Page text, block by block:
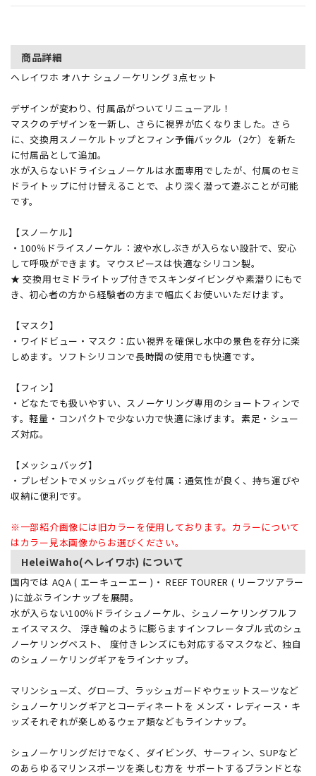
商品詳細
ヘレイワホ オハナ シュノーケリング 3点セット
デザインが変わり、付属品がついてリニューアル！
マスクのデザインを一新し、さらに視界が広くなりました。さら
に、交換用スノーケルトップとフィン予備バックル（2ケ）を新た
に付属品として追加。
水が入らないドライシュノーケルは水面専用でしたが、付属のセミ
ドライトップに付け替えることで、より深く潜って遊ぶことが可能
です。
【スノーケル】
・100％ドライスノーケル：波や水しぶきが入らない設計で、安心
して呼吸ができます。マウスピースは快適なシリコン製。
★ 交換用セミドライトップ付きでスキンダイビングや素潜りにもで
き、初心者の方から経験者の方まで幅広くお使いいただけます。
【マスク】
・ワイドビュー・マスク：広い視界を確保し水中の景色を存分に楽
しめます。ソフトシリコンで長時間の使用でも快適です。
【フィン】
・どなたでも扱いやすい、スノーケリング専用のショートフィンで
す。軽量・コンパクトで少ない力で快適に泳げます。素足・シュー
ズ対応。
【メッシュバッグ】
・プレゼントでメッシュバッグを付属：通気性が良く、持ち運びや
収納に便利です。
※一部紹介画像には旧カラーを使用しております。カラーについて
はカラー見本画像からお選びください。
HeleiWaho(ヘレイワホ) について
国内では AQA ( エーキューエー )・ REEF TOURER ( リーフツアラー
)に並ぶラインナップを展開。
水が入らない100％ドライシュノーケル、シュノーケリングフルフ
ェイスマスク、 浮き輪のように膨らますインフレータブル式のシュ
ノーケリングベスト、 度付きレンズにも対応するマスクなど、独自
のシュノーケリングギアをラインナップ。
マリンシューズ、グローブ、ラッシュガードやウェットスーツなど
シュノーケリングギアとコーディネートを メンズ・レディース・キ
ッズそれぞれが楽しめるウェア類などもラインナップ。
シュノーケリングだけでなく、ダイビング、サーフィン、SUPなど
のあらゆるマリンスポーツを楽しむ方を サポートするブランドとな